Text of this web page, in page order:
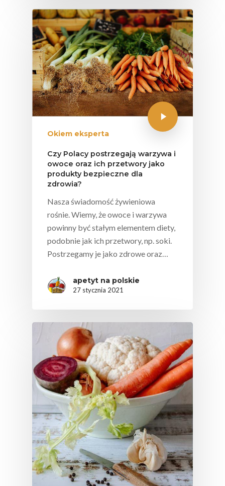
Okiem eksperta
Czy Polacy postrzegają warzywa i
owoce oraz ich przetwory jako
produkty bezpieczne dla
zdrowia?
Nasza świadomość żywieniowa
rośnie. Wiemy, że owoce i warzywa
powinny być stałym elementem diety,
podobnie jak ich przetwory, np. soki.
Postrzegamy je jako zdrowe oraz…
apetyt na polskie
27 stycznia 2021